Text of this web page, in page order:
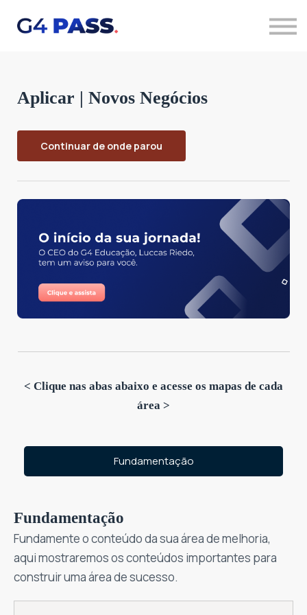
Aplicar | Novos Negócios
Continuar de onde parou
< Clique nas abas abaixo e acesse os mapas de cada
área >
Fundamentação
Fundamentação
Fundamente o conteúdo da sua área de melhoria,
aqui mostraremos os conteúdos importantes para
construir uma área de sucesso.